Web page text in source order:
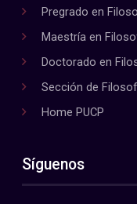
Pregrado en
Maestría en
Doctorado en
Sección de
Home PUCP
Síguenos